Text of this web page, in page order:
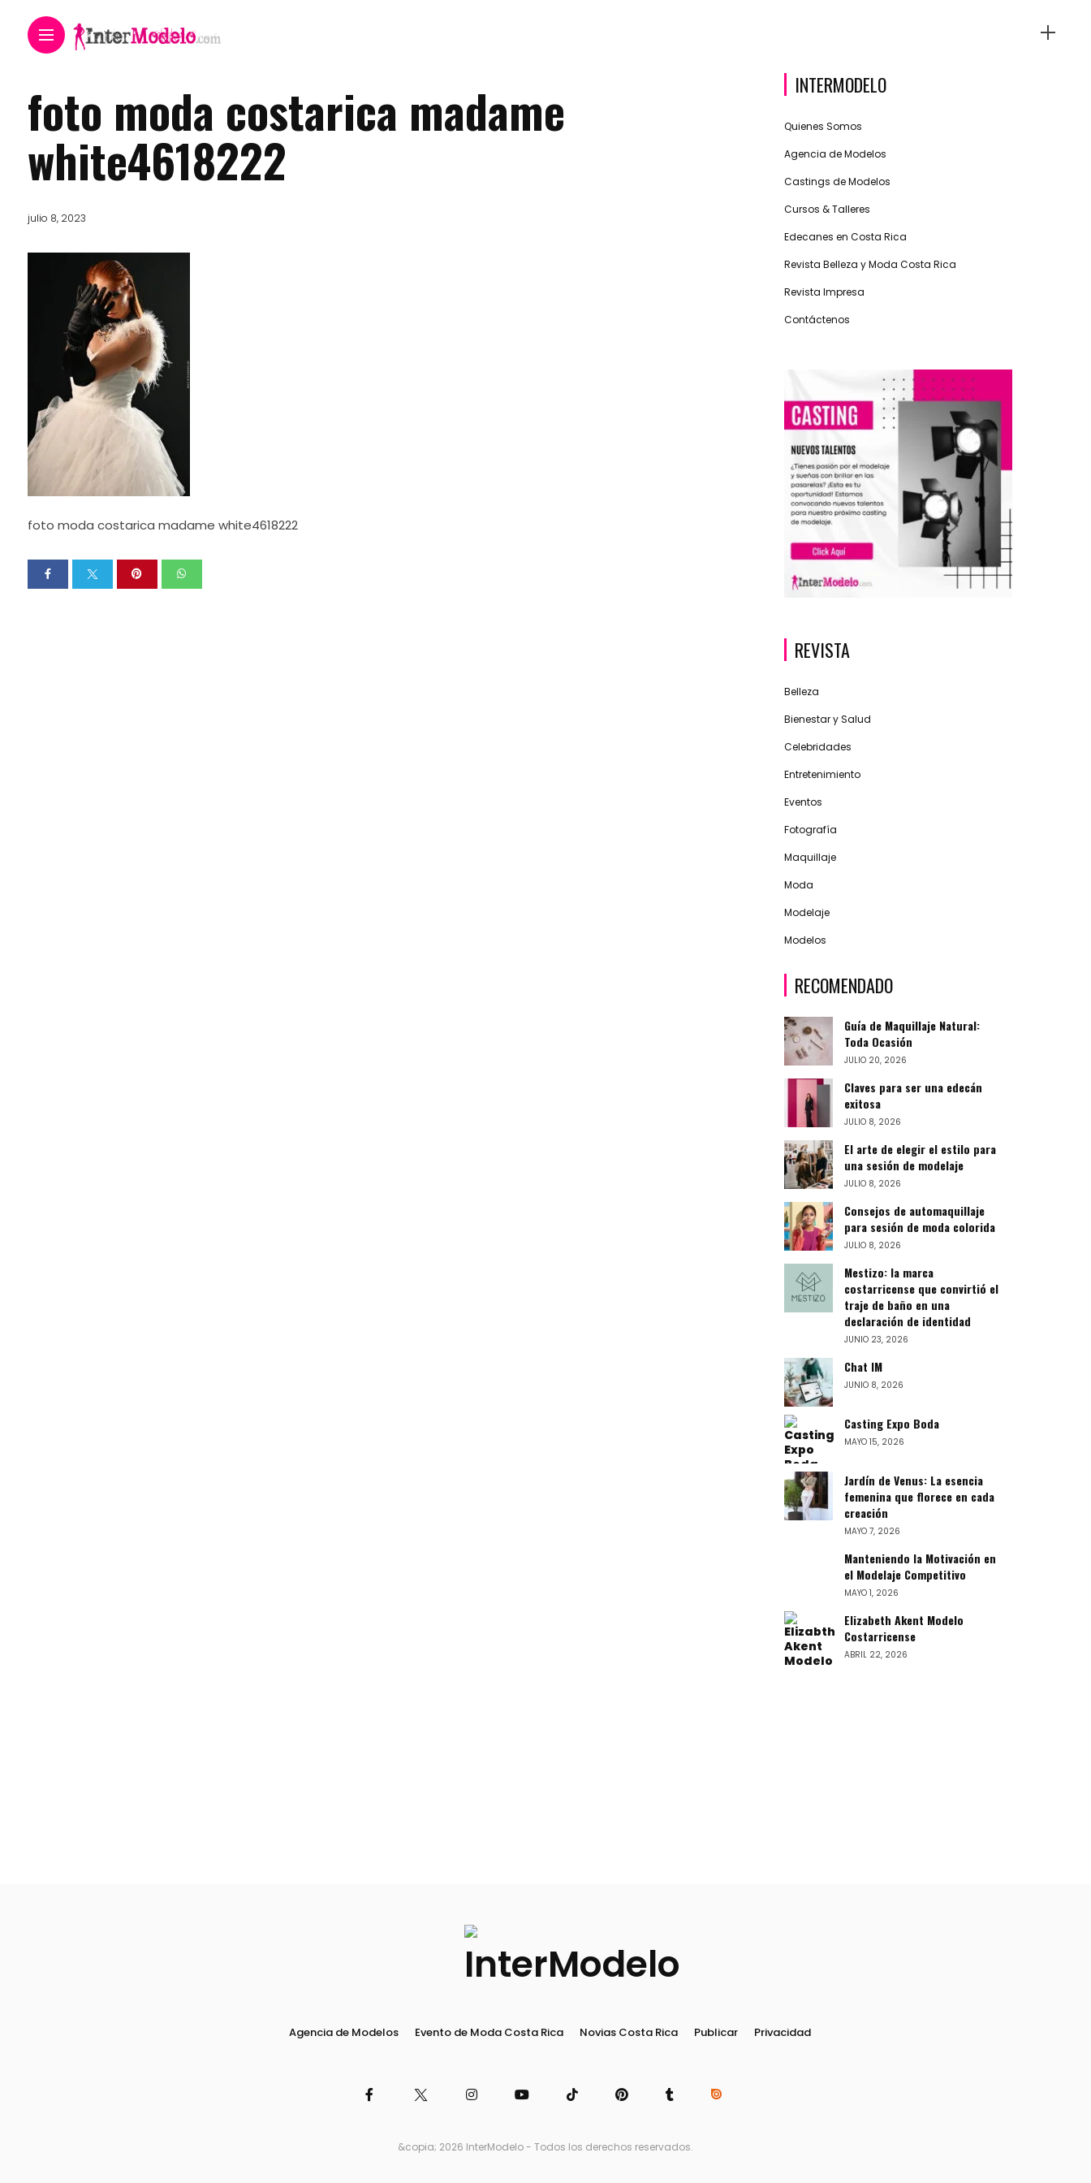
foto moda costarica madame
white4618222
julio 8, 2023
foto moda costarica madame white4618222
INTERMODELO
Quienes Somos
Agencia de Modelos
Castings de Modelos
Cursos & Talleres
Edecanes en Costa Rica
Revista Belleza y Moda Costa Rica
Revista Impresa
Contáctenos
REVISTA
Belleza
Bienestar y Salud
Celebridades
Entretenimiento
Eventos
Fotografía
Maquillaje
Moda
Modelaje
Modelos
RECOMENDADO
Guía de Maquillaje Natural:
Toda Ocasión
JULIO 20, 2026
Claves para ser una edecán
exitosa
JULIO 8, 2026
El arte de elegir el estilo para
una sesión de modelaje
JULIO 8, 2026
Consejos de automaquillaje
para sesión de moda colorida
JULIO 8, 2026
Mestizo: la marca
costarricense que convirtió el
traje de baño en una
declaración de identidad
JUNIO 23, 2026
Chat IM
JUNIO 8, 2026
Casting Expo Boda
MAYO 15, 2026
Jardín de Venus: La esencia
femenina que florece en cada
creación
MAYO 7, 2026
Manteniendo la Motivación en
el Modelaje Competitivo
MAYO 1, 2026
Elizabeth Akent Modelo
Costarricense
ABRIL 22, 2026
Agencia de Modelos Evento de Moda Costa Rica Novias Costa Rica Publicar Privacidad
&copia; 2026 InterModelo - Todos los derechos reservados.